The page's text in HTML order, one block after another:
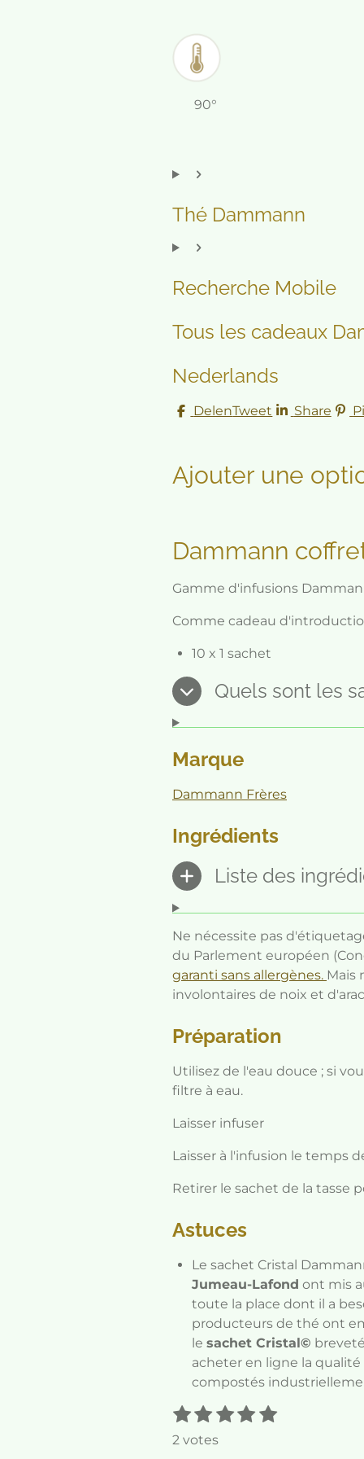
90°
Thé Dammann
Recherche Mobile
Tous les cadeaux
Nederlands
DelenTweet Share
Ajouter une
Dammann
Gamme d'infusions
Comme cadeau
10 x 1 sachet
Quels sont les
Marque
Dammann Frères
Ingrédients
Liste des
Ne nécessite pas
du Parlement européen
garanti sans allergènes. Mais
involontaires de noix et
Préparation
Utilisez de l'eau douce ; si
filtre à eau.
Laisser infuser
Laisser à l'infusion le temps
Retirer le sachet de la tasse
Astuces
Le sachet Cristal
Jumeau-Lafond ont mis
toute la place dont il a
producteurs de thé ont
le sachet Cristal©
acheter en ligne la
compostés
É
v
1
é
t
2
é
t
3
é
t
4 5 E
2 votes